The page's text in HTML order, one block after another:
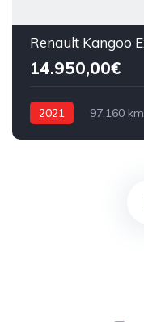
14.950,00€
2021 97.160 km